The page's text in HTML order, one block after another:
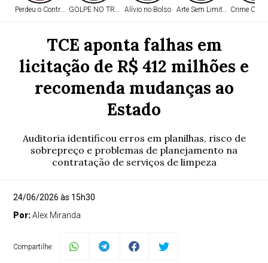
Perdeu o Controle GOLPE NO TRÁFICOAlívio no Bolso Arte Sem Limites Crime
TCE aponta falhas em
licitação de R$ 412 milhões e
recomenda mudanças ao
Estado
Auditoria identificou erros em planilhas, risco de
sobrepreço e problemas de planejamento na
contratação de serviços de limpeza
24/06/2026 às 15h30
Por:Alex Miranda
Compartilhe: